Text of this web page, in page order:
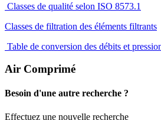
Classes de qualité selon ISO 8573.1
Classes de filtration des éléments filtrants
Table de conversion des débits et
Air Comprimé
Besoin d'une autre recherche ?
Effectuez une nouvelle recherche